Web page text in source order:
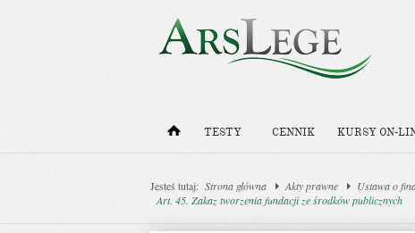
TESTY CENNIK KURSY ON-
Jesteś tutaj: Strona główna Akty prawne Ustawa o
Art. 45. Zakaz tworzenia fundacji ze środków publicznych